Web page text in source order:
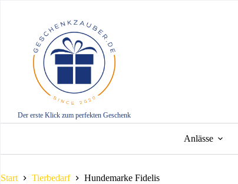
Der erste Klick zum perfekten Geschenk
Anlässe
Start Tierbedarf Hundemarke Fidelis